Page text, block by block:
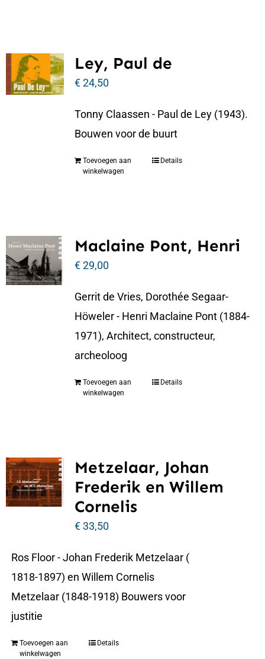
Ley, Paul de
€24,50
Tonny Claassen - Paul de Ley (1943).
Bouwen voor de buurt
Toevoegen aan
winkelwagen
Details
Maclaine Pont, Henri
€29,00
Gerrit de Vries, Dorothée Segaar-
Höweler - Henri Maclaine Pont (1884-
1971), Architect, constructeur,
archeoloog
Toevoegen aan
winkelwagen
Details
Metzelaar, Johan
Frederik en Willem
Cornelis
€33,50
Ros Floor - Johan Frederik Metzelaar (
1818-1897) en Willem Cornelis
Metzelaar (1848-1918) Bouwers voor
justitie
Toevoegen aan
winkelwagen
Details